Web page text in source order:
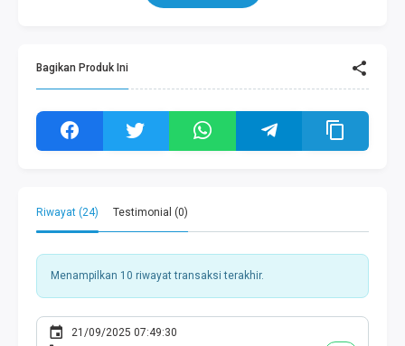
Bagikan Produk Ini
Riwayat (24) Testimonial (0)
Menampilkan 10 riwayat transaksi terakhir.
21/09/2025 07:49:30